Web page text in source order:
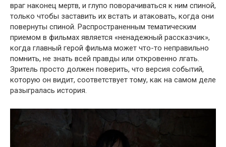
враг наконец мертв, и глупо поворачиваться к ним спиной,
только чтобы заставить их встать и атаковать, когда они
повернуты спиной. Распространенным тематическим
приемом в фильмах является «ненадежный рассказчик»,
когда главный герой фильма может что-то неправильно
помнить, не знать всей правды или откровенно лгать.
Зритель просто должен поверить, что версия событий,
которую он видит, соответствует тому, как на самом деле
разыгралась история.